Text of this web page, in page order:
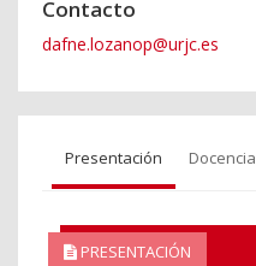
Contacto
dafne.lozanop@urjc.es
Presentación Docencia
PRESENTACIÓN